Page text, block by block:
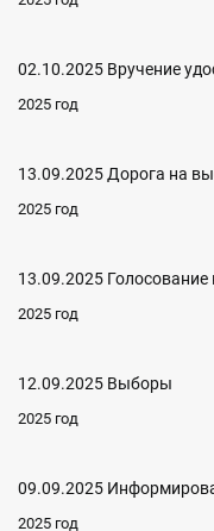
02.10.2025 Вручение
2025 год
13.09.2025 Дорога на
2025 год
13.09.2025 Голосование
2025 год
12.09.2025 Выборы
2025 год
09.09.2025
2025 год